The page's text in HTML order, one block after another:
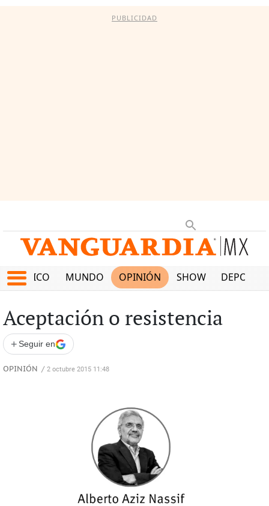
PUBLICIDAD
MÉXICO MUNDO OPINIÓN SHOW
Aceptación o resistencia
+ Seguir en
OPINIÓN / 2 octubre 2015 11:48